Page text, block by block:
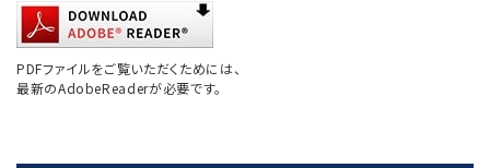
PDFファイルをご覧いただくためには、
最新のAdobeReaderが必要です。